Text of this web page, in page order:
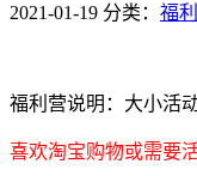
2021-01-19 分类： 福
福利营说明：大小活
喜欢淘宝购物或需要